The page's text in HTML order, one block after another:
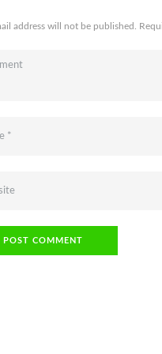
address will not be published.